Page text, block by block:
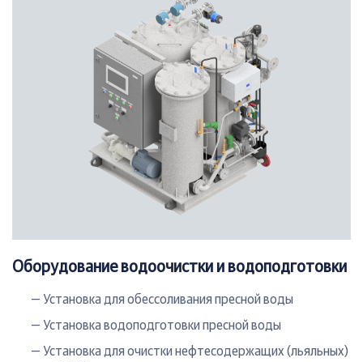
Оборудование водоочистки и водоподготовки
— Установка для обессоливания пресной воды
— Установка водоподготовки пресной воды
— Установка для очистки нефтесодержащих (льяльных)